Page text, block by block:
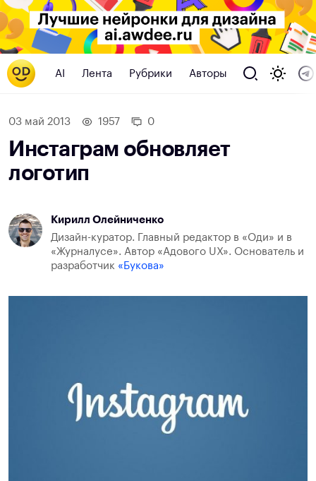
AI Лента Рубрики Авторы
03 май 2013 1957 0
Инстаграм обновляет
логотип
Кирилл Олейниченко
Дизайн-куратор. Главный редактор в «Оди» и в
«Журналусе». Автор «Адового UX». Основатель и
разработчик «Букова»